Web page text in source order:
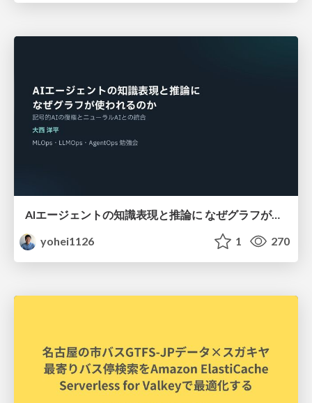
AIエージェントの知識表現と推論に なぜグラフが使われるのか - 記号的AIの復権とニューラルAIとの統合
yohei1126
1 270